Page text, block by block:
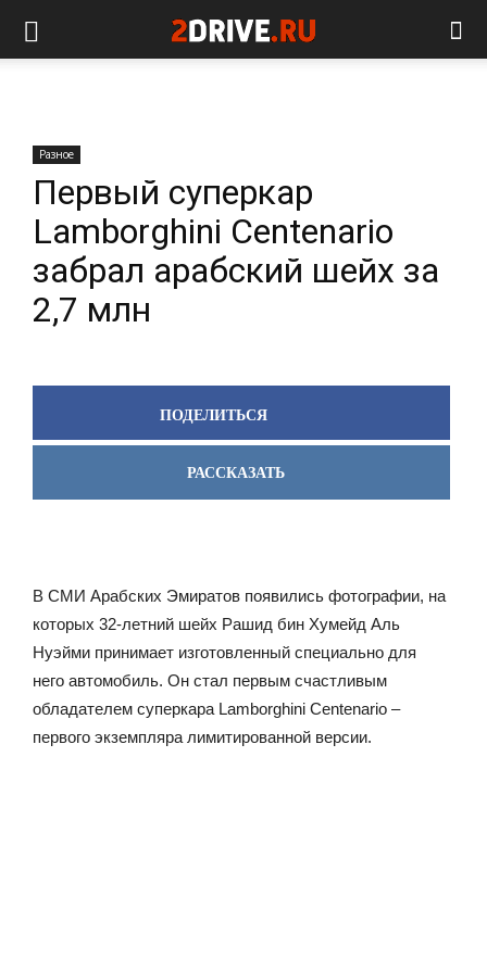
Разное
Первый суперкар
Lamborghini Centenario
забрал арабский шейх за
2,7 млн
ПОДЕЛИТЬСЯ
РАССКАЗАТЬ
В СМИ Арабских Эмиратов появились фотографии, на
которых 32-летний шейх Рашид бин Хумейд Аль
Нуэйми принимает изготовленный специально для
него автомобиль. Он стал первым счастливым
обладателем суперкара Lamborghini Centenario –
первого экземпляра лимитированной версии.